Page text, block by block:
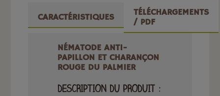
CARACTÉRISTIQUES
TÉLÉCHARGEMENTS
/ PDF
NÉMATODE ANTI-
PAPILLON ET CHARANÇON
ROUGE DU PALMIER
DESCRIPTION DU PRODUIT :